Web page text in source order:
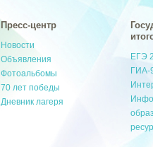
Пресс-центр
Новости
Объявления
Фотоальбомы
70 лет победы
Дневник лагеря
ЕГЭ
ГИА-